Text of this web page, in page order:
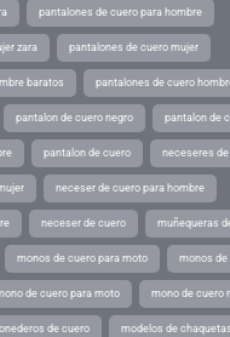
pantalones de cuero para hombre
zara pantalones de cuero mujer
baratos pantalones de cuero
pantalon de cuero negro pantalon de
pantalon de cuero neceseres
neceser de cuero para hombre
neceser de cuero muñequeras
monos de cuero para moto monos de
de cuero para moto mono de cuero
de cuero modelos de